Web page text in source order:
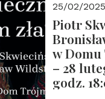
2025 r.
DAW ul.
17/19
25/02/2025
Piotr
w
– 28
godz.